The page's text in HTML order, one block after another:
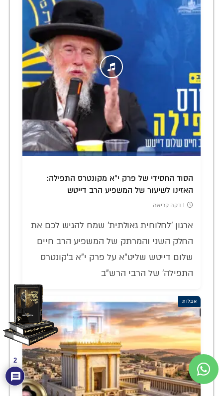
הסוד החסידי של פרק י"א מקונטרס התפילה:
האזינו לשיעור של המשפיע הרב דייטש
1 דקה קריאה
ארגון 'לחלוחית גאולתית' שמח להגיש לכם את
החלק השני והמרתק של המשפיע הרב חיים
שלום דייטש שליט"א על פרק י"א ב'קונטרס
התפילה' של הרבי הרש"ב
אבלות
2